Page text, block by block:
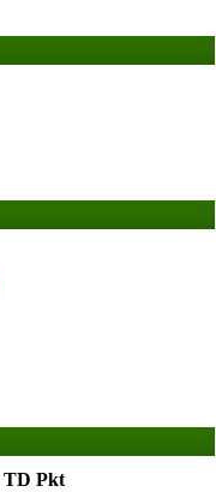
TD Pkt